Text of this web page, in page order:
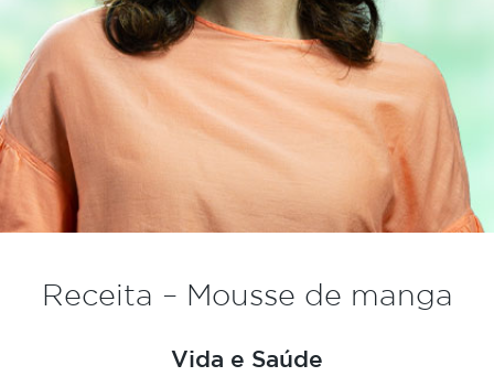
Receita – Mousse de manga
Vida e Saúde